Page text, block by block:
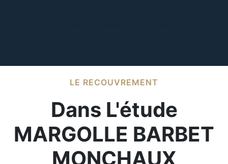
LE RECOUVREMENT
Dans L'étude
MARGOLLE BARBET
MONCHAUX